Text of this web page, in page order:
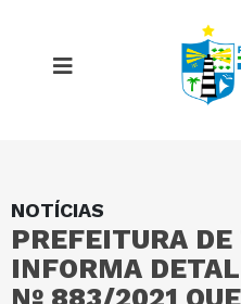
NOTÍCIAS
PREFEITURA DE
INFORMA
MAPA DO SITE
PORTAL DA